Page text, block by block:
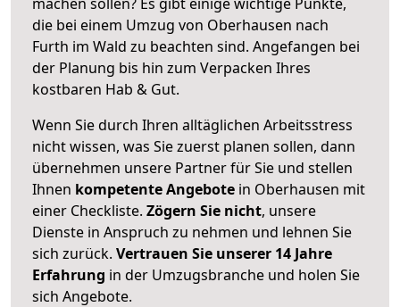
die bei einem Umzug von Oberhausen nach
Furth im Wald zu beachten sind. Angefangen bei
der Planung bis hin zum Verpacken Ihres
kostbaren Hab & Gut.
Wenn Sie durch Ihren alltäglichen Arbeitsstress
nicht wissen, was Sie zuerst planen sollen, dann
übernehmen unsere Partner für Sie und stellen
Ihnen kompetente Angebote in Oberhausen mit
einer Checkliste. Zögern Sie nicht, unsere
Dienste in Anspruch zu nehmen und lehnen Sie
sich zurück. Vertrauen Sie unserer 14 Jahre
Erfahrung in der Umzugsbranche und holen Sie
sich Angebote.